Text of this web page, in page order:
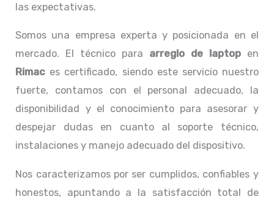
las expectativas.
Somos una empresa experta y posicionada en el
mercado. El técnico para arreglo de laptop en
Rimac es certificado, siendo este servicio nuestro
fuerte, contamos con el personal adecuado, la
disponibilidad y el conocimiento para asesorar y
despejar dudas en cuanto al soporte técnico,
instalaciones y manejo adecuado del dispositivo.
Nos caracterizamos por ser cumplidos, confiables y
honestos, apuntando a la satisfacción total de